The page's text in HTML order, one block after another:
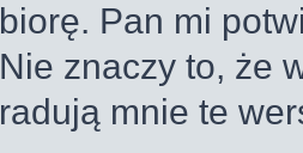
biorę. Pan mi
Nie znaczy to, że
radują mnie te